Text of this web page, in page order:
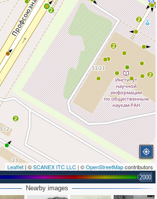
2
2
2
2
2
Leaflet | ©SCANEX ITC LLC | ©OpenStreetMapcontributors
2000
Nearby images